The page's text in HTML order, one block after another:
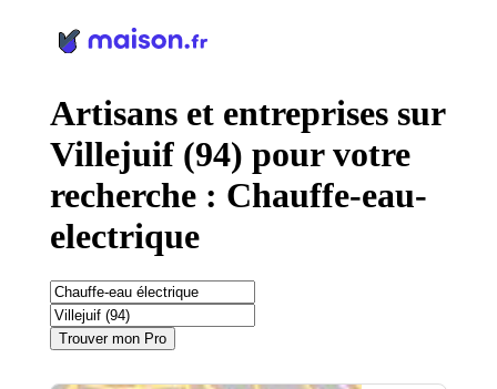
Artisans et entreprises sur
Villejuif (94) pour votre
recherche : Chauffe-eau-
electrique
Trouver mon Pro